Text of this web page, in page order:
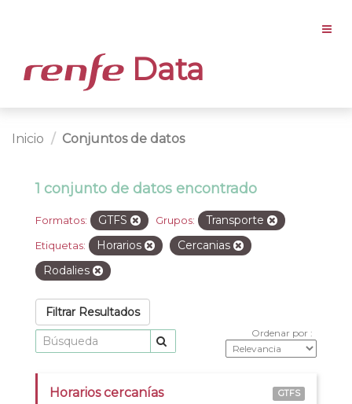
Data
Inicio Conjuntos de datos
1 conjunto de datos encontrado
Formatos: GTFS Grupos: Transporte
Etiquetas: Horarios
Cercanias
Rodalies
Filtrar Resultados
Ordenar por
Horarios cercanías GTFS